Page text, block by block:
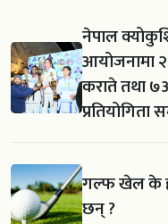
नेपाल
आयोजनामा
कराते तथा
प्रतियोगिता
गल्फ खेल के
छन् ?